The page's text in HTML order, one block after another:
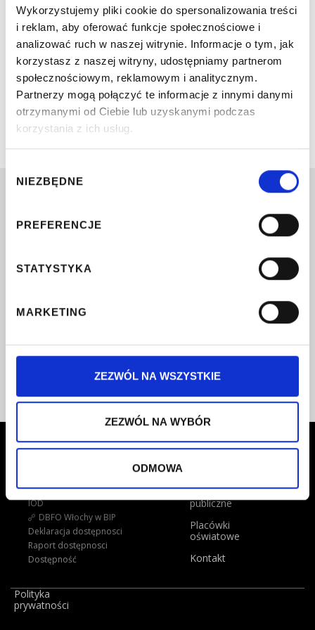
Wykorzystujemy pliki cookie do spersonalizowania treści
i reklam, aby oferować funkcje społecznościowe i
analizować ruch w naszej witrynie. Informacje o tym, jak
korzystasz z naszej witryny, udostępniamy partnerom
społecznościowym, reklamowym i analitycznym.
Partnerzy mogą połączyć te informacje z innymi danymi
otrzymanymi od Ciebie lub uzyskanymi podczas
korzystania z ich usług.
zgody
NIEZBĘDNE
PREFERENCJE
STATYSTYKA
MARKETING
ZEZWÓL NA WSZYSTKIE
ZEZWÓL NA WYBÓR
ODMOWA
Włochy m.st. Warszawy
ul. Malownicza 31, 02-272 Warszawa
Godziny otwarcia: Kasa czynna:
poniedziałek 8-16
tel. 22 57 58 919
O nas
Dane statystyczne
IOD
DBFO Włochy w BIP
Deklaracja dostępnosci
Raport dostępnosci
Dostępność
Dla dyrektorów
Zamówienia
publiczne
Placówki
oświatowe
Kontakt
Polityka
prywatności